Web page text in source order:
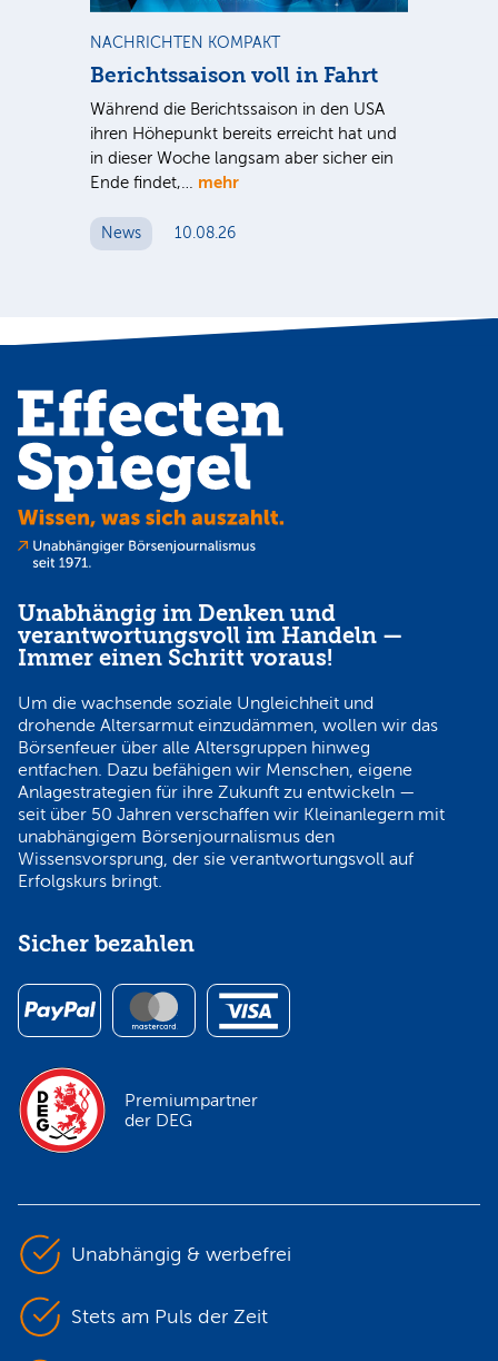
NACHRICHTEN KOMPAKT
Berichtssaison voll in Fahrt
Während die Berichtssaison in den USA
ihren Höhepunkt bereits erreicht hat und
in dieser Woche langsam aber sicher ein
Ende findet,… mehr
News 10.08.26
Unabhängig im Denken und
verantwortungsvoll im Handeln —
Immer einen Schritt voraus!
Um die wachsende soziale Ungleichheit und
drohende Altersarmut einzudämmen, wollen wir das
Börsenfeuer über alle Altersgruppen hinweg
entfachen. Dazu befähigen wir Menschen, eigene
Anlagestrategien für ihre Zukunft zu entwickeln —
seit über 50 Jahren verschaffen wir Kleinanlegern mit
unabhängigem Börsenjournalismus den
Wissensvorsprung, der sie verantwortungsvoll auf
Erfolgskurs bringt.
Sicher bezahlen
Premiumpartner
der DEG
Unabhängig & werbefrei
Stets am Puls der Zeit